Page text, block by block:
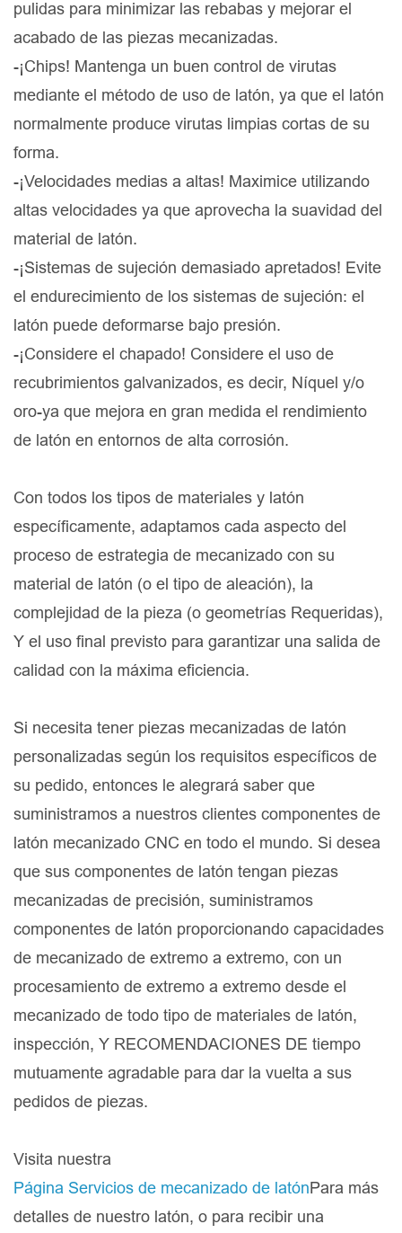
pulidas para minimizar las rebabas y mejorar el
acabado de las piezas mecanizadas.
-¡Chips! Mantenga un buen control de virutas
mediante el método de uso de latón, ya que el latón
normalmente produce virutas limpias cortas de su
forma.
-¡Velocidades medias a altas! Maximice utilizando
altas velocidades ya que aprovecha la suavidad del
material de latón.
-¡Sistemas de sujeción demasiado apretados! Evite
el endurecimiento de los sistemas de sujeción: el
latón puede deformarse bajo presión.
-¡Considere el chapado! Considere el uso de
recubrimientos galvanizados, es decir, Níquel y/o
oro-ya que mejora en gran medida el rendimiento
de latón en entornos de alta corrosión.
Con todos los tipos de materiales y latón
específicamente, adaptamos cada aspecto del
proceso de estrategia de mecanizado con su
material de latón (o el tipo de aleación), la
complejidad de la pieza (o geometrías Requeridas),
Y el uso final previsto para garantizar una salida de
calidad con la máxima eficiencia.
Si necesita tener piezas mecanizadas de latón
personalizadas según los requisitos específicos de
su pedido, entonces le alegrará saber que
suministramos a nuestros clientes componentes de
latón mecanizado CNC en todo el mundo. Si desea
que sus componentes de latón tengan piezas
mecanizadas de precisión, suministramos
componentes de latón proporcionando capacidades
de mecanizado de extremo a extremo, con un
procesamiento de extremo a extremo desde el
mecanizado de todo tipo de materiales de latón,
inspección, Y RECOMENDACIONES DE tiempo
mutuamente agradable para dar la vuelta a sus
pedidos de piezas.
Visita nuestra
Página Servicios de mecanizado de latónPara más
detalles de nuestro latón, o para recibir una